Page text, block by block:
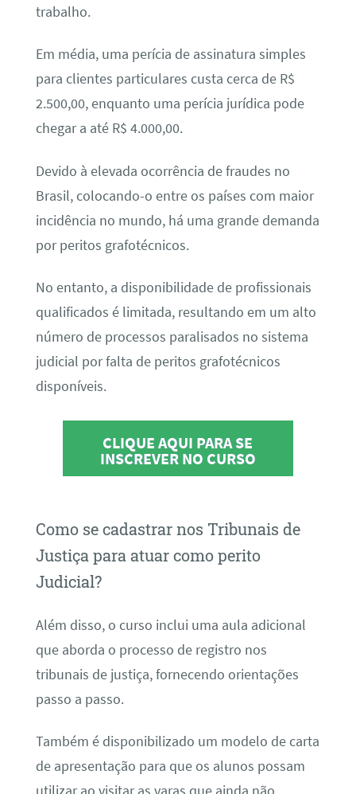
trabalho.
Em média, uma perícia de assinatura simples
para clientes particulares custa cerca de R$
2.500,00, enquanto uma perícia jurídica pode
chegar a até R$ 4.000,00.
Devido à elevada ocorrência de fraudes no
Brasil, colocando-o entre os países com maior
incidência no mundo, há uma grande demanda
por peritos grafotécnicos.
No entanto, a disponibilidade de profissionais
qualificados é limitada, resultando em um alto
número de processos paralisados no sistema
judicial por falta de peritos grafotécnicos
disponíveis.
CLIQUE AQUI PARA SE
INSCREVER NO CURSO
Como se cadastrar nos Tribunais de
Justiça para atuar como perito
Judicial?
Além disso, o curso inclui uma aula adicional
que aborda o processo de registro nos
tribunais de justiça, fornecendo orientações
passo a passo.
Também é disponibilizado um modelo de carta
de apresentação para que os alunos possam